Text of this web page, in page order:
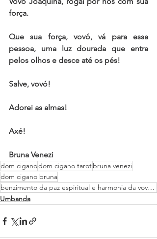
força.
Que sua força, vovó, vá para essa
pessoa, uma luz dourada que entra
pelos olhos e desce até os pés!
Salve, vovó!
Adorei as almas!
Axé!
Bruna Venezi
dom ciganodom cigano tarotbruna venezi
dom cigano bruna
benzimento da paz espiritual e harmonia da vovó joaquina
Umbanda